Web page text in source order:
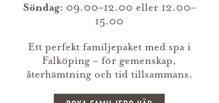
Söndag: 09.00–12.00 eller 12.00–
15.00
Ett perfekt familjepaket med spa i
Falköping – för gemenskap,
återhämtning och tid tillsammans.